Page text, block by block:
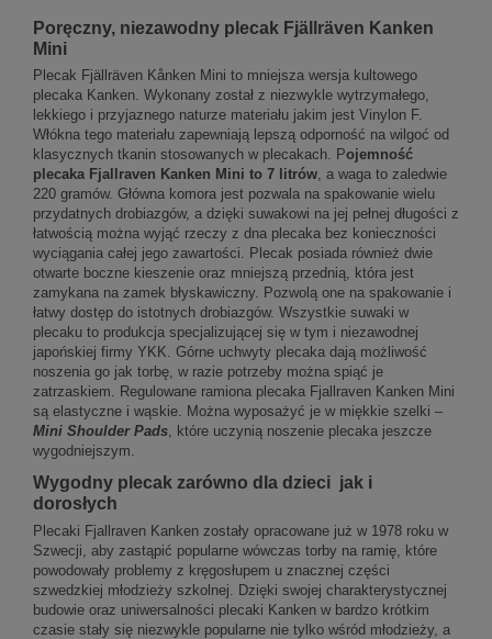
Poręczny, niezawodny plecak Fjällräven Kanken
Mini
Plecak Fjällräven Kånken Mini to mniejsza wersja kultowego
plecaka Kanken. Wykonany został z niezwykle wytrzymałego,
lekkiego i przyjaznego naturze materiału jakim jest Vinylon F.
Włókna tego materiału zapewniają lepszą odporność na wilgoć od
klasycznych tkanin stosowanych w plecakach. Pojemność
plecaka Fjallraven Kanken Mini to 7 litrów, a waga to zaledwie
220 gramów. Główna komora jest pozwala na spakowanie wielu
przydatnych drobiazgów, a dzięki suwakowi na jej pełnej długości z
łatwością można wyjąć rzeczy z dna plecaka bez konieczności
wyciągania całej jego zawartości. Plecak posiada również dwie
otwarte boczne kieszenie oraz mniejszą przednią, która jest
zamykana na zamek błyskawiczny. Pozwolą one na spakowanie i
łatwy dostęp do istotnych drobiazgów. Wszystkie suwaki w
plecaku to produkcja specjalizującej się w tym i niezawodnej
japońskiej firmy YKK. Górne uchwyty plecaka dają możliwość
noszenia go jak torbę, w razie potrzeby można spiąć je
zatrzaskiem. Regulowane ramiona plecaka Fjallraven Kanken Mini
są elastyczne i wąskie. Można wyposażyć je w miękkie szelki –
Mini Shoulder Pads, które uczynią noszenie plecaka jeszcze
wygodniejszym.
Wygodny plecak zarówno dla dzieci jak i
dorosłych
Plecaki Fjallraven Kanken zostały opracowane już w 1978 roku w
Szwecji, aby zastąpić popularne wówczas torby na ramię, które
powodowały problemy z kręgosłupem u znacznej części
szwedzkiej młodzieży szkolnej. Dzięki swojej charakterystycznej
budowie oraz uniwersalności plecaki Kanken w bardzo krótkim
czasie stały się niezwykle popularne nie tylko wśród młodzieży, a